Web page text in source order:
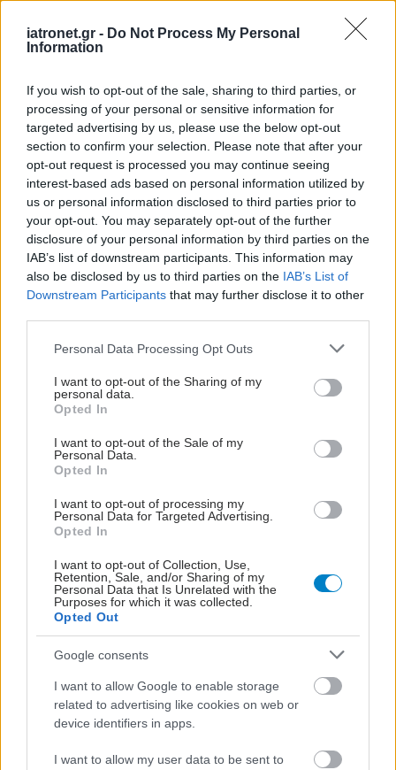
iatronet.gr - Do Not Process My Personal
Information
If you wish to opt-out of the sale, sharing to third parties, or
processing of your personal or sensitive information for
targeted advertising by us, please use the below opt-out
section to confirm your selection. Please note that after your
opt-out request is processed you may continue seeing
interest-based ads based on personal information utilized by
us or personal information disclosed to third parties prior to
your opt-out. You may separately opt-out of the further
disclosure of your personal information by third parties on the
IAB’s list of downstream participants. This information may
also be disclosed by us to third parties on the IAB’s List of
Downstream Participants that may further disclose it to other
Please note that this website/app uses one or more Google
not limited to your visit or usage behaviour. You may click to
grant or deny consent to Google and its third-party tags to
use your data for below specified purposes in below Google
consent section.
Personal Data Processing Opt Outs
I want to opt-out of the Sharing of my
personal data.
Opted In
I want to opt-out of the Sale of my
Personal Data.
Opted In
I want to opt-out of processing my
Personal Data for Targeted Advertising.
Opted In
I want to opt-out of Collection, Use,
Retention, Sale, and/or Sharing of my
Personal Data that Is Unrelated with the
Purposes for which it was collected.
Opted Out
Google consents
I want to allow Google to enable storage
related to advertising like cookies on web or
device identifiers in apps.
I want to allow my user data to be sent to
ΜΠΕΙΤΕ ΣΤΗ ΣΥΖΗΤΗΣΗ